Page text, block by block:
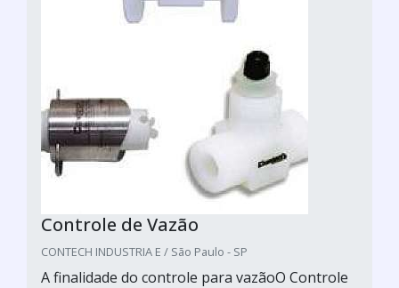
Controle de Vazão
CONTECH INDUSTRIA E / São Paulo - SP
A finalidade do controle para vazãoO Controle